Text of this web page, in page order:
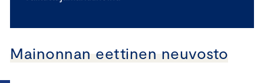
Mainonnan eettinen neuvosto